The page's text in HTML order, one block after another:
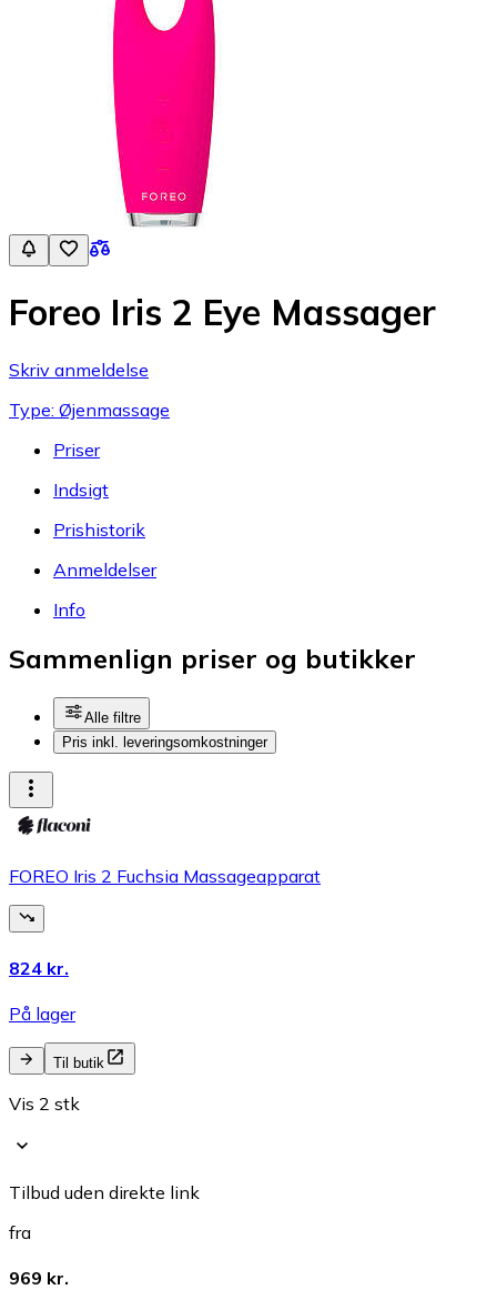
Foreo Iris 2 Eye Massager
Skriv anmeldelse
Type: Øjenmassage
Priser
Indsigt
Prishistorik
Anmeldelser
Info
Sammenlign priser og butikker
Alle filtre
Pris inkl. leveringsomkostninger
FOREO Iris 2 Fuchsia Massageapparat
824 kr.
På lager
Til butik
Vis 2 stk
Tilbud uden direkte link
fra
969 kr.